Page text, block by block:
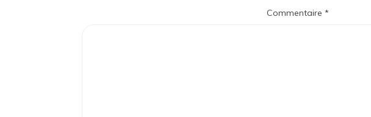
Commentaire *